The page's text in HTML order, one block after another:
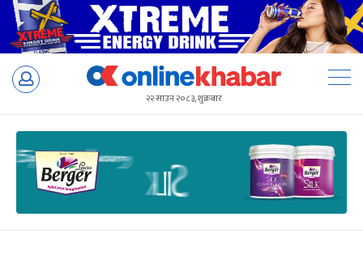
Skip
२२ साउन २०८३, शुक्रबार